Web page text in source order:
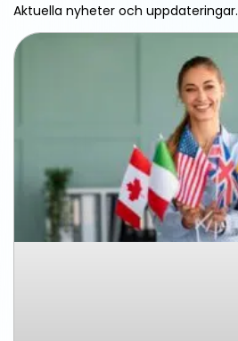
Aktuella nyheter och uppdateringar.